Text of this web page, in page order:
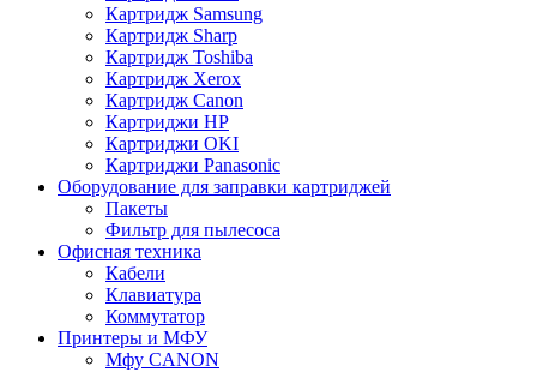
Картридж Samsung
Картридж Sharp
Картридж Toshiba
Картридж Xerox
Картридж Сanon
Картриджи HP
Картриджи OKI
Картриджи Panasonic
Оборудование для заправки картриджей
Пакеты
Фильтр для пылесоса
Офисная техника
Кабели
Клавиатура
Коммутатор
Принтеры и МФУ
Мфу CANON